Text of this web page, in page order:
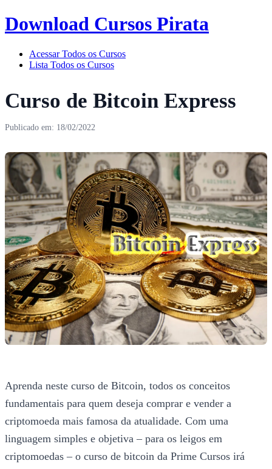
Download Cursos Pirata
Acessar Todos os Cursos
Lista Todos os Cursos
Curso de Bitcoin Express
Publicado em: 18/02/2022
Aprenda neste curso de Bitcoin, todos os conceitos
fundamentais para quem deseja comprar e vender a
criptomoeda mais famosa da atualidade. Com uma
linguagem simples e objetiva – para os leigos em
criptomoedas – o curso de bitcoin da Prime Cursos irá